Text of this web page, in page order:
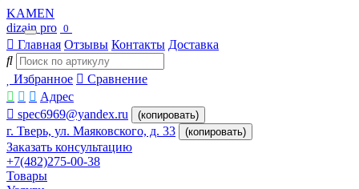
KAMEN
dizain pro 0
Главная Отзывы Контакты Доставка
Избранное
Сравнение
Адрес
spec6969@yandex.ru
(копировать)
г. Тверь, ул. Маяковского, д. 33 (копировать)
Заказать консультацию
+7(482)275-00-38
Товары